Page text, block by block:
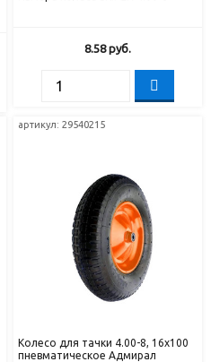
8.58руб.
артикул: 29540215
Колесо для тачки 4.00-8, 16х100
пневматическое Адмирал